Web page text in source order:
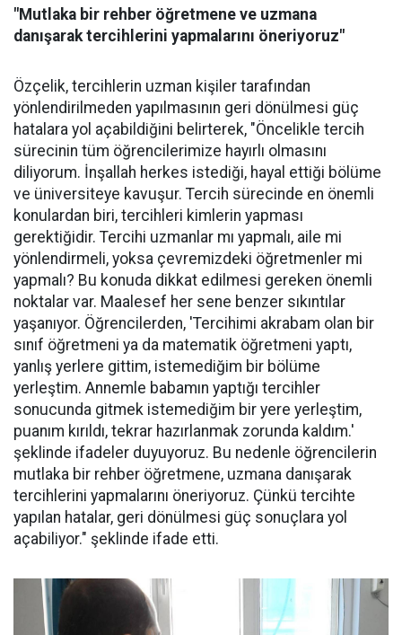
"Mutlaka bir rehber öğretmene ve uzmana
danışarak tercihlerini yapmalarını öneriyoruz"
Özçelik, tercihlerin uzman kişiler tarafından
yönlendirilmeden yapılmasının geri dönülmesi güç
hatalara yol açabildiğini belirterek, "Öncelikle tercih
sürecinin tüm öğrencilerimize hayırlı olmasını
diliyorum. İnşallah herkes istediği, hayal ettiği bölüme
ve üniversiteye kavuşur. Tercih sürecinde en önemli
konulardan biri, tercihleri kimlerin yapması
gerektiğidir. Tercihi uzmanlar mı yapmalı, aile mi
yönlendirmeli, yoksa çevremizdeki öğretmenler mi
yapmalı? Bu konuda dikkat edilmesi gereken önemli
noktalar var. Maalesef her sene benzer sıkıntılar
yaşanıyor. Öğrencilerden, 'Tercihimi akrabam olan bir
sınıf öğretmeni ya da matematik öğretmeni yaptı,
yanlış yerlere gittim, istemediğim bir bölüme
yerleştim. Annemle babamın yaptığı tercihler
sonucunda gitmek istemediğim bir yere yerleştim,
puanım kırıldı, tekrar hazırlanmak zorunda kaldım.'
şeklinde ifadeler duyuyoruz. Bu nedenle öğrencilerin
mutlaka bir rehber öğretmene, uzmana danışarak
tercihlerini yapmalarını öneriyoruz. Çünkü tercihte
yapılan hatalar, geri dönülmesi güç sonuçlara yol
açabiliyor." şeklinde ifade etti.